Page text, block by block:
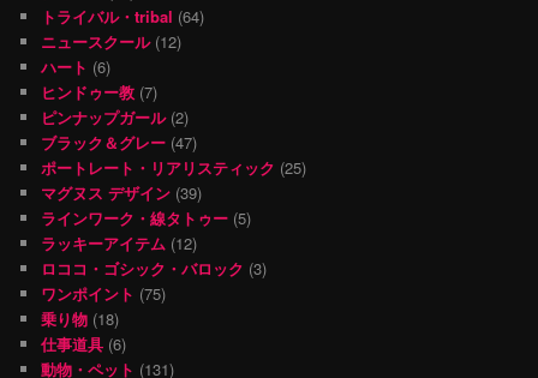
トライバル・tribal (64)
ニュースクール(12)
ハート (6)
ヒンドゥー教 (7)
ピンナップガール(2)
ブラック＆グレー (47)
ポートレート・リアリスティック (25)
マグヌス デザイン (39)
ラインワーク・線タトゥー (5)
ラッキーアイテム (12)
ロココ・ゴシック・バロック (3)
ワンポイント (75)
乗り物 (18)
仕事道具 (6)
動物・ペット (131)